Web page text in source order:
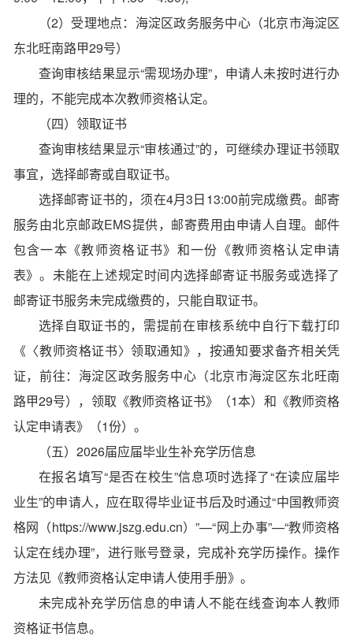
（2）受理地点：海淀区政务服务中心（北京市海淀区
东北旺南路甲29号）
查询审核结果显示“需现场办理”，申请人未按时进行办
理的，不能完成本次教师资格认定。
（四）领取证书
查询审核结果显示“审核通过”的，可继续办理证书领取
事宜，选择邮寄或自取证书。
选择邮寄证书的，须在4月3日13:00前完成缴费。邮寄
服务由北京邮政EMS提供，邮寄费用由申请人自理。邮件
包含一本《教师资格证书》和一份《教师资格认定申请
表》。未能在上述规定时间内选择邮寄证书服务或选择了
邮寄证书服务未完成缴费的，只能自取证书。
选择自取证书的，需提前在审核系统中自行下载打印
《〈教师资格证书〉领取通知》，按通知要求备齐相关凭
证，前往：海淀区政务服务中心（北京市海淀区东北旺南
路甲29号），领取《教师资格证书》（1本）和《教师资格
认定申请表》（1份）。
（五）2026届应届毕业生补充学历信息
在报名填写“是否在校生”信息项时选择了“在读应届毕
业生”的申请人，应在取得毕业证书后及时通过“中国教师资
格网（https://www.jszg.edu.cn）”—“网上办事”—“教师资格
认定在线办理”，进行账号登录，完成补充学历操作。操作
方法见《教师资格认定申请人使用手册》。
未完成补充学历信息的申请人不能在线查询本人教师
资格证书信息。